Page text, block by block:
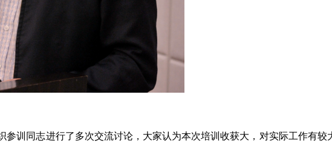
训同志进行了多次交流讨论，大家认为本次培训收获大，对实际工作有较